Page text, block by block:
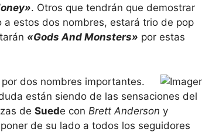
. Otros que tendrán que demostrar
estos dos nombres, estará trio de pop
«Gods And Monsters» por estas
dos nombres importantes.
están siendo de las sensaciones del
de Suede con Brett Anderson y
de su lado a todos los seguidores